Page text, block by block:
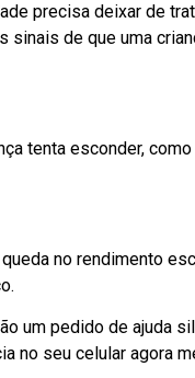
precisa deixar de
sinais de que uma
tenta esconder,
no rendimento
um pedido de ajuda
no seu celular agora